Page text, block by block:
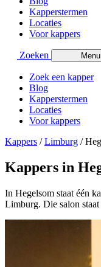
Kapperstermen
Locaties
Voor kappers
Zoeken Menu
Zoek een kapper
Blog
Kapperstermen
Locaties
Voor kappers
Kappers /Limburg /
Kappers in
In Hegelsom staat één
Limburg. Die salon